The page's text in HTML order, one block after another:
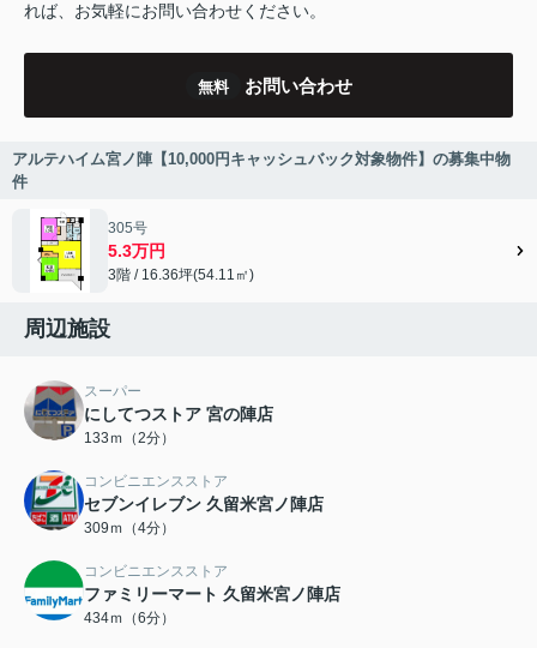
れば、お気軽にお問い合わせください。
無料 お問い合わせ
アルテハイム宮ノ陣【10,000円キャッシュバック対象物件】の募集中物
件
305号
5.3万円
3階 / 16.36坪(54.11㎡)
周辺施設
スーパー
にしてつストア 宮の陣店
133ｍ（2分）
コンビニエンスストア
セブンイレブン 久留米宮ノ陣店
309ｍ（4分）
コンビニエンスストア
ファミリーマート 久留米宮ノ陣店
434ｍ（6分）